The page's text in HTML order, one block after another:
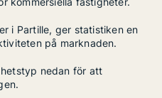
i Partille, ger statistiken en
på marknaden.
nedan för att